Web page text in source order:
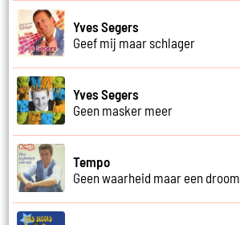
Yves Segers
Geef mij maar schlager
Yves Segers
Geen masker meer
Tempo
Geen waarheid maar een droom